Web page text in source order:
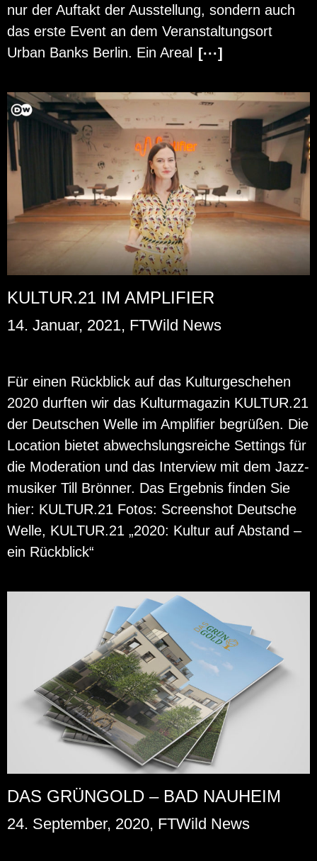
nur der Auf­takt der Aus­stel­lung, son­dern auch
das erste Event an dem Ver­an­stal­tungs­ort
Urban Banks Ber­lin. Ein Areal
[···]
KULTUR.21 IM AMPLIFIER
14. Januar, 2021, FTWild News
Für einen Rück­blick auf das Kul­tur­ge­sche­hen
2020 durf­ten wir das Kul­tur­ma­ga­zin KUL­TUR.21
der Deut­schen Welle im Am­pli­fier be­grü­ßen. Die
Lo­ca­ti­on bie­tet ab­wechs­lungs­rei­che Set­tings für
die Mo­dera­ti­on und das In­ter­view mit dem Jazz­
mu­si­ker Till Brön­ner. Das Er­geb­nis fin­den Sie
hier: KUL­TUR.21 Fotos: Screen­shot Deut­sche
Welle, KUL­TUR.21 „2020: Kul­tur auf Ab­stand –
ein Rück­blick“
DAS GRÜNGOLD – BAD NAUHEIM
24. September, 2020, FTWild News